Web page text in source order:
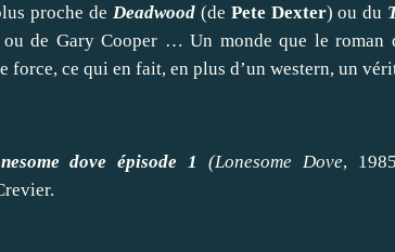
proche de Deadwood(de Pete Dexter) ou du
ou de Gary Cooper … Un monde que le roman
force, ce qui en fait, en plus d’un western, un
dove épisode 1 (Lonesome Dove,